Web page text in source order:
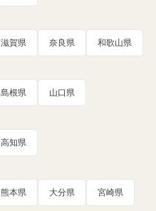
滋賀県 奈良県 和歌山県
島根県 山口県
高知県
熊本県 大分県 宮崎県